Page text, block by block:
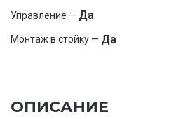
Управление — Да
Монтаж в стойку — Да
ОПИСАНИЕ